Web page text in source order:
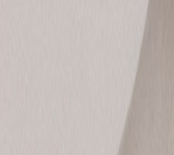
리센느 성공의 핵심, '브
대형 마케팅 컨퍼런스